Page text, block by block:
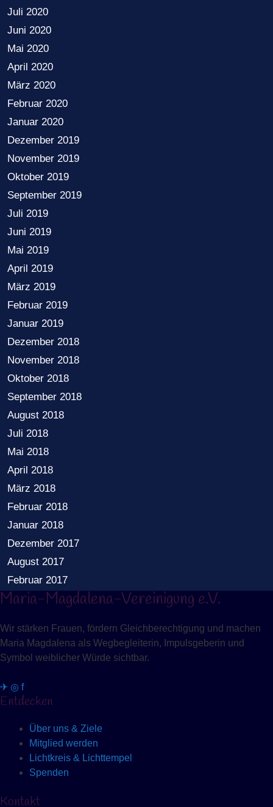
Juli 2020
Juni 2020
Mai 2020
April 2020
März 2020
Februar 2020
Januar 2020
Dezember 2019
November 2019
Oktober 2019
September 2019
Juli 2019
Juni 2019
Mai 2019
April 2019
März 2019
Februar 2019
Januar 2019
Dezember 2018
November 2018
Oktober 2018
September 2018
August 2018
Juli 2018
Mai 2018
April 2018
März 2018
Februar 2018
Januar 2018
Dezember 2017
August 2017
Februar 2017
Maria-Magdalena-Vereinigung e.V.
Wir stärken Frauen, fördern Gleichberechtigung und machen
Maria Magdalena als Wegbegleiterin, Impulsgeberin und
Symbol weiblicher Würde sichtbar.
✈ ◎ f
Entdecken
Über uns & Ziele
Mitglied werden
Lichtkreis & Lichttempel
Spenden
Kontakt